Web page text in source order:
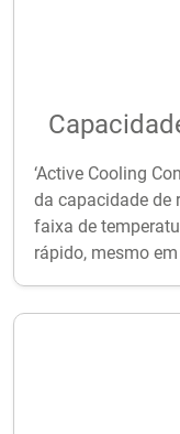
‘Active Cooling
da capacidade de
faixa de
rápido, mesmo